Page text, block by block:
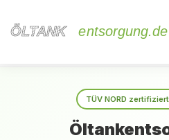
ÖLTANK
ÖLTANK entsorgung.de
TÜV NORD